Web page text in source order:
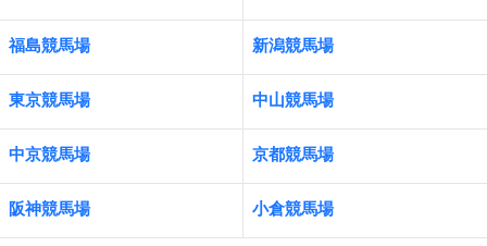
福島競馬場 新潟競馬場
東京競馬場 中山競馬場
中京競馬場 京都競馬場
阪神競馬場 小倉競馬場